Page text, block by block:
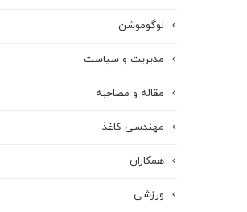
لوگوموشن
مدیریت و سیاست
مقاله و مصاحبه
مهندسی کاغذ
همکاران
ورزشی